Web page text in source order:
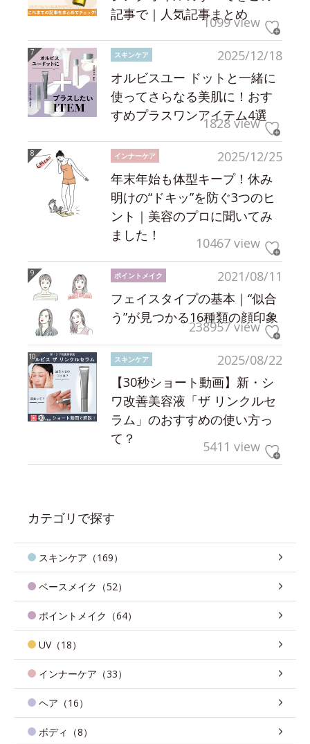
記事で｜人気記事まとめ
1099 view
2025/12/18
スキンケア
オルビスユー ドットと一緒に
使ってさらなる美肌に！おす
すめプラスワンアイテム4選
1828 view
2025/12/25
インナーケア
年末年始も体型キープ！休み
明けの“ドキッ”を防ぐ3つのヒ
ント｜美容のプロに聞いてみ
ました！
10467 view
2021/08/11
ポイントメイク
フェイスタイプの基本｜“似合
う”が見つかる16種類の顔印象
238957 view
2025/08/22
スキンケア
【30秒ショート動画】新・シ
ワ改善美容液「ザ リンクルセ
ラム」のおすすめの使い方っ
て？
5411 view
カテゴリで探す
スキンケア（169）
ベースメイク（52）
ポイントメイク（64）
UV（18）
インナーケア（33）
ヘア（16）
ボディ（8）